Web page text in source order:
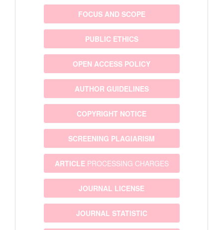
FOCUS AND SCOPE
PUBLIC ETHICS
OPEN ACCESS POLICY
AUTHOR GUIDELINES
COPYRIGHT NOTICE
SCREENING PLAGIARISM
ARTICLEPROCESSING CHARGES
JOURNAL LICENSE
JOURNAL STATISTIC